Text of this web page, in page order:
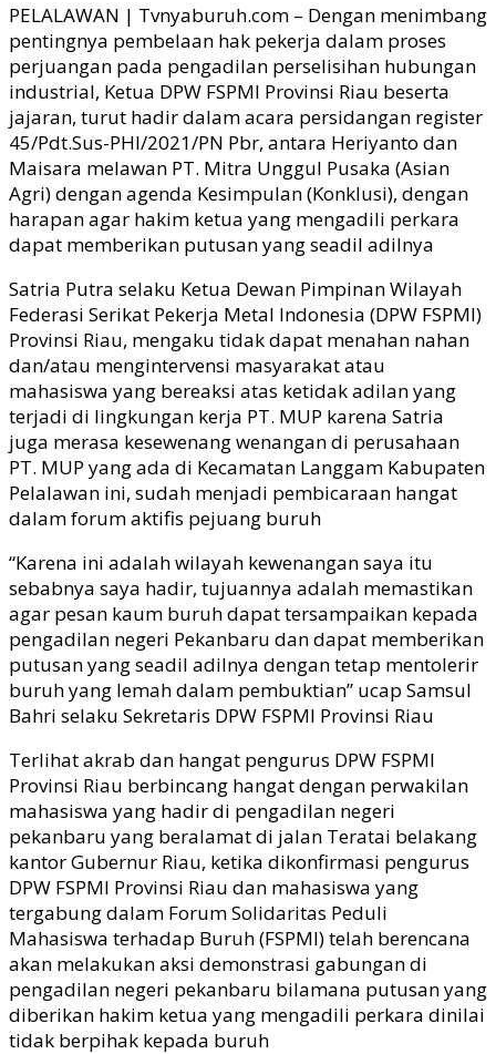
PELALAWAN | Tvnyaburuh.com – Dengan menimbang
pentingnya pembelaan hak pekerja dalam proses
perjuangan pada pengadilan perselisihan hubungan
industrial, Ketua DPW FSPMI Provinsi Riau beserta
jajaran, turut hadir dalam acara persidangan register
45/Pdt.Sus-PHI/2021/PN Pbr, antara Heriyanto dan
Maisara melawan PT. Mitra Unggul Pusaka (Asian
Agri) dengan agenda Kesimpulan (Konklusi), dengan
harapan agar hakim ketua yang mengadili perkara
dapat memberikan putusan yang seadil adilnya
Satria Putra selaku Ketua Dewan Pimpinan Wilayah
Federasi Serikat Pekerja Metal Indonesia (DPW FSPMI)
Provinsi Riau, mengaku tidak dapat menahan nahan
dan/atau mengintervensi masyarakat atau
mahasiswa yang bereaksi atas ketidak adilan yang
terjadi di lingkungan kerja PT. MUP karena Satria
juga merasa kesewenang wenangan di perusahaan
PT. MUP yang ada di Kecamatan Langgam Kabupaten
Pelalawan ini, sudah menjadi pembicaraan hangat
dalam forum aktifis pejuang buruh
“Karena ini adalah wilayah kewenangan saya itu
sebabnya saya hadir, tujuannya adalah memastikan
agar pesan kaum buruh dapat tersampaikan kepada
pengadilan negeri Pekanbaru dan dapat memberikan
putusan yang seadil adilnya dengan tetap mentolerir
buruh yang lemah dalam pembuktian” ucap Samsul
Bahri selaku Sekretaris DPW FSPMI Provinsi Riau
Terlihat akrab dan hangat pengurus DPW FSPMI
Provinsi Riau berbincang hangat dengan perwakilan
mahasiswa yang hadir di pengadilan negeri
pekanbaru yang beralamat di jalan Teratai belakang
kantor Gubernur Riau, ketika dikonfirmasi pengurus
DPW FSPMI Provinsi Riau dan mahasiswa yang
tergabung dalam Forum Solidaritas Peduli
Mahasiswa terhadap Buruh (FSPMI) telah berencana
akan melakukan aksi demonstrasi gabungan di
pengadilan negeri pekanbaru bilamana putusan yang
diberikan hakim ketua yang mengadili perkara dinilai
tidak berpihak kepada buruh